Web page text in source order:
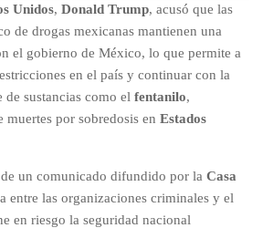
Unidos, Donald Trump, acusó que las
de drogas mexicanas mantienen una
el gobierno de México, lo que permite a
en el país y continuar con la
sustancias como el fentanilo,
muertes por sobredosis en Estados
un comunicado difundido por la Casa
entre las organizaciones criminales y el
en riesgo la seguridad nacional